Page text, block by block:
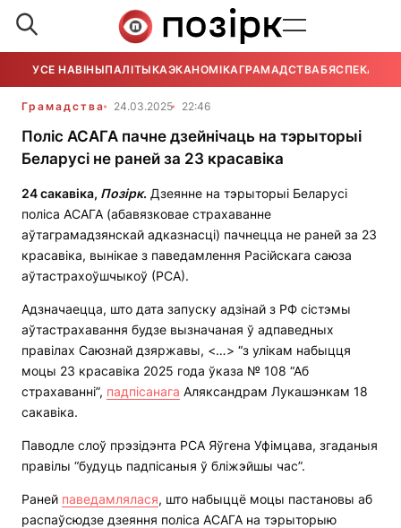
УСЕ НАВІНЫПАЛІТЫКАЭКАНОМІКАГРАМАДСТВАБЯСПЕКА
Грамадства 24.03.2025 22:46
Поліс АСАГА пачне дзейнічаць на тэрыторыі
Беларусі не раней за 23 красавіка
24 сакавіка, Позірк. Дзеянне на тэрыторыі Беларусі
поліса АСАГА (абавязковае страхаванне
аўтаграмадзянскай адказнасці) пачнецца не раней за 23
красавіка, вынікае з паведамлення Расійскага саюза
аўтастрахоўшчыкоў (РСА).
Адзначаецца, што дата запуску адзінай з РФ сістэмы
аўтастрахавання будзе вызначаная ў адпаведных
правілах Саюзнай дзяржавы, <…> “з улікам набыцця
моцы 23 красавіка 2025 года ўказа № 108 “Аб
страхаванні”, падпісанага Аляксандрам Лукашэнкам 18
сакавіка.
Паводле слоў прэзідэнта РСА Яўгена Уфімцава, згаданыя
правілы “будуць падпісаныя ў бліжэйшы час”.
Раней паведамлялася, што набыццё моцы пастановы аб
распаўсюдзе дзеяння поліса АСАГА на тэрыторыю